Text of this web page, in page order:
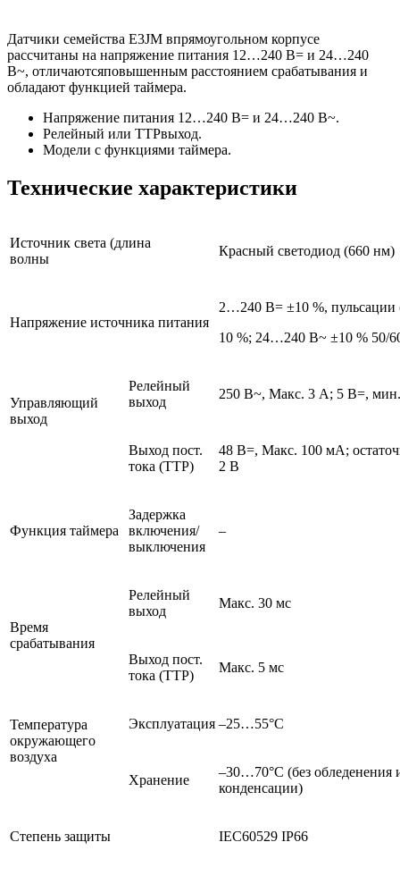
Датчики семейства E3JM впрямоугольном корпусе
рассчитаны на напряжение питания 12…240 В= и 24…240
В~, отличаютсяповышенным расстоянием срабатывания и
обладают функцией таймера.
Напряжение питания 12…240 В= и 24…240 В~.
Релейный или ТТРвыход.
Модели с функциями таймера.
Технические характеристики
Источник света (длина
волны
Красный светодиод (660 нм)
Напряжение источника питания
2…240 В= ±10 %, пульсации
10 %; 24…240 В~ ±10 % 50/
Управляющий
выход
Релейный
выход
250 В~, Макс. 3 A; 5 В=,
Выход пост.
тока (ТТР)
48 В=, Макс. 100 мА;
2 В
Функция таймера
Задержка
включения/
выключения
–
Время
срабатывания
Релейный
выход
Макс. 30 мс
Выход пост.
тока (ТТР)
Макс. 5 мс
Температура
окружающего
воздуха
Эксплуатация –25…55°C
Хранение
–30…70°C (без обледенения
конденсации)
Степень защиты IEC60529 IP66